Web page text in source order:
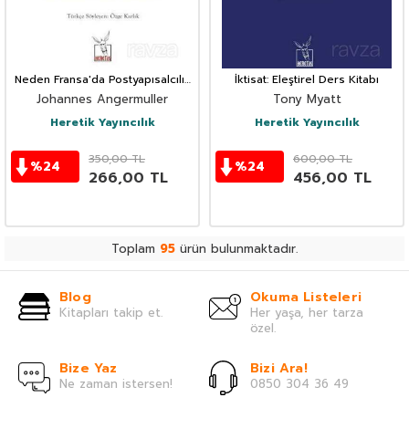
Neden Fransa'da Postyapısalcılık
Yok?
Johannes Angermuller
Heretik Yayıncılık
%24 350,00TL
266,00 TL
İktisat: Eleştirel Ders Kitabı
Tony Myatt
Heretik Yayıncılık
%24 600,00TL
456,00 TL
Toplam 95 ürün bulunmaktadır.
Blog
Kitapları takip et.
Okuma Listeleri
Her yaşa, her tarza
özel.
Bize Yaz
Ne zaman istersen!
Bizi Ara!
0850 304 36 49